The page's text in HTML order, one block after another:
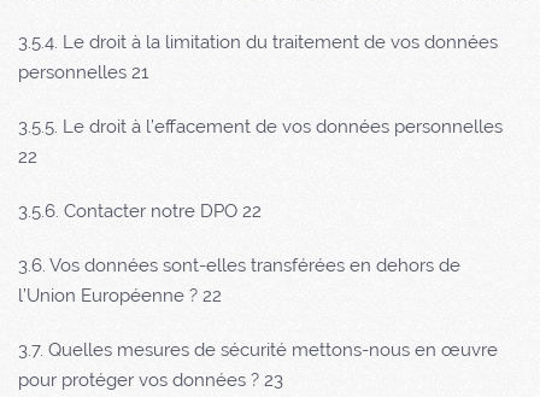
3.5.4. Le droit à la limitation du traitement de vos données
personnelles 21
3.5.5. Le droit à l’effacement de vos données personnelles
22
3.5.6. Contacter notre DPO 22
3.6. Vos données sont-elles transférées en dehors de
l’Union Européenne ? 22
3.7. Quelles mesures de sécurité mettons-nous en œuvre
pour protéger vos données ? 23